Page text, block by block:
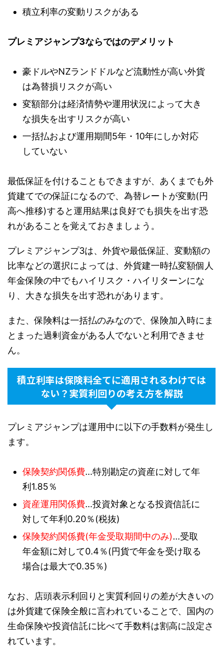
積立利率の変動リスクがある
プレミアジャンプ3ならではのデメリット
豪ドルやNZランドドルなど流動性が高い外貨
は為替損リスクが高い
変額部分は経済情勢や運用状況によって大き
な損失を出すリスクが高い
一括払および運用期間5年・10年にしか対応
していない
最低保証を付けることもできますが、あくまでも外
貨建てでの保証になるので、為替レートが変動(円
高へ推移)すると運用結果は良好でも損失を出す恐
れがあることを覚えておきましょう。
プレミアジャンプ3は、外貨や最低保証、変動額の
比率などの選択によっては、外貨建一時払変額個人
年金保険の中でもハイリスク・ハイリターンにな
り、大きな損失を出す恐れがあります。
また、保険料は一括払のみなので、保険加入時にま
とまった過剰資金がある人でないと利用できませ
ん。
積立利率は保険料全てに適用されるわけでは
ない？実質利回りの考え方を解説
プレミアジャンプは運用中に以下の手数料が発生し
ます。
保険契約関係費…特別勘定の資産に対して年
利1.85％
資産運用関係費…投資対象となる投資信託に
対して年利0.20％(税抜)
保険契約関係費(年金受取期間中のみ)…受取
年金額に対して0.4％(円貨で年金を受け取る
場合は最大で0.35％)
なお、店頭表示利回りと実質利回りの差が大きいの
は外貨建て保険全般に言われていることで、国内の
生命保険や投資信託に比べて手数料は割高に設定さ
れています。